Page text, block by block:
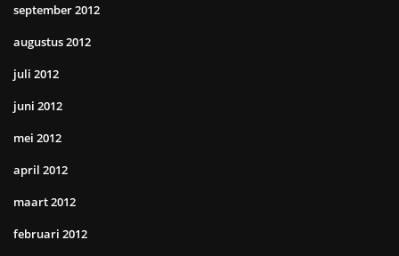
september 2012
augustus 2012
juli 2012
juni 2012
mei 2012
april 2012
maart 2012
februari 2012